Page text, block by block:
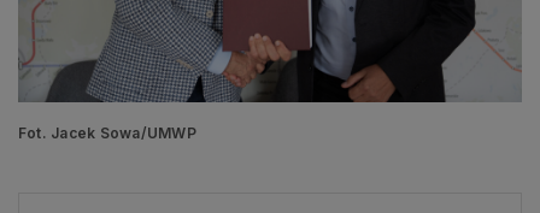
Fot. Jacek Sowa/UMWP